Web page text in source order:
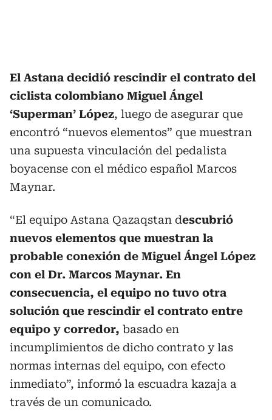
El Astana decidió rescindir el contrato del
ciclista colombiano Miguel Ángel
‘Superman’ López, luego de asegurar que
encontró “nuevos elementos” que muestran
una supuesta vinculación del pedalista
boyacense con el médico español Marcos
Maynar.
“El equipo Astana Qazaqstan descubrió
nuevos elementos que muestran la
probable conexión de Miguel Ángel López
con el Dr. Marcos Maynar. En
consecuencia, el equipo no tuvo otra
solución que rescindir el contrato entre
equipo y corredor, basado en
incumplimientos de dicho contrato y las
normas internas del equipo, con efecto
inmediato”, informó la escuadra kazaja a
través de un comunicado.